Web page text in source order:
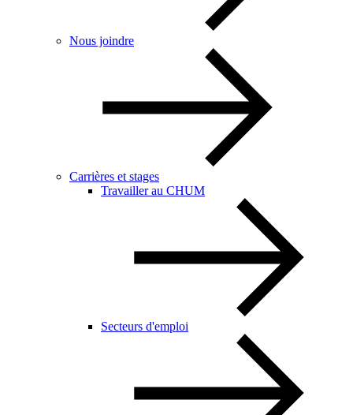
Nous joindre
Carrières et stages
Travailler au CHUM
Secteurs d'emploi